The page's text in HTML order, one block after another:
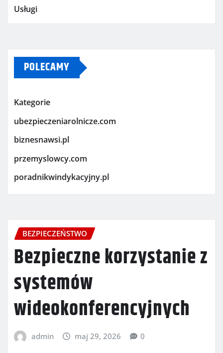
Usługi
POLECAMY
Kategorie
ubezpieczeniarolnicze.com
biznesnawsi.pl
przemyslowcy.com
poradnikwindykacyjny.pl
BEZPIECZEŃSTWO
Bezpieczne korzystanie z
systemów
wideokonferencyjnych
admin maj 29, 2026 0